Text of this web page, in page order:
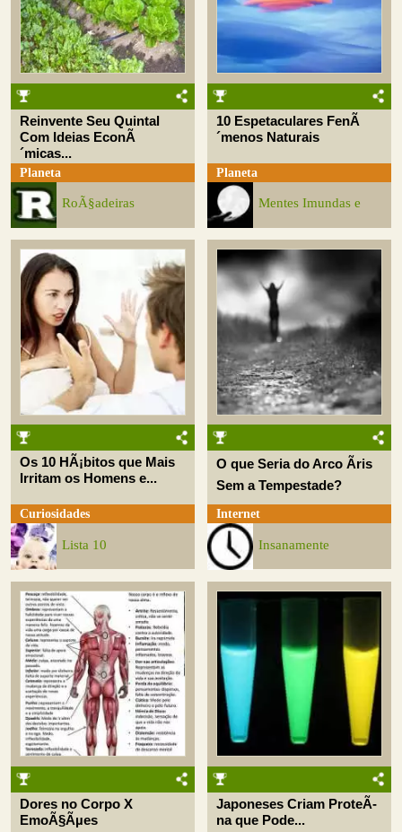
Reinvente Seu Quintal
Com Ideias EconÃ
´micas...
Planeta
RoÃ§adeiras
10 Espetaculares FenÃ
´menos Naturais
Planeta
Mentes Imundas e
Os 10 HÃ¡bitos que Mais
Irritam os Homens e...
Curiosidades
Lista 10
O que Seria do Arco Ãris
Sem a Tempestade?
Internet
Insanamente
Dores no Corpo X
EmoÃ§Ãµes
Japoneses Criam ProteÃ­
na que Pode...